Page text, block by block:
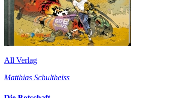
All Verlag
Matthias Schultheiss